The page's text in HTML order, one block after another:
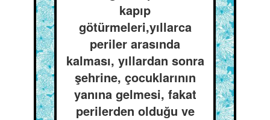
kapıp
götürmeleri,yıllarca
periler arasında
kalması, yıllardan sonra
şehrine, çocuklarının
yanına gelmesi, fakat
perilerden olduğu ve